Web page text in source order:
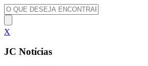
X
JC Notícias